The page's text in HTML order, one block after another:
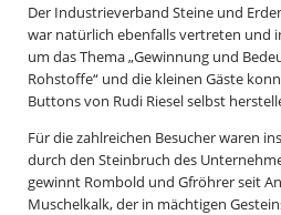
Der Industrieverband Steine und
war natürlich ebenfalls vertreten und
um das Thema „Gewinnung und
Rohstoffe“ und die kleinen Gäste
Buttons von Rudi Riesel selbst
Für die zahlreichen Besucher waren
durch den Steinbruch des
gewinnt Rombold und Gfröhrer seit
Muschelkalk, der in mächtigen